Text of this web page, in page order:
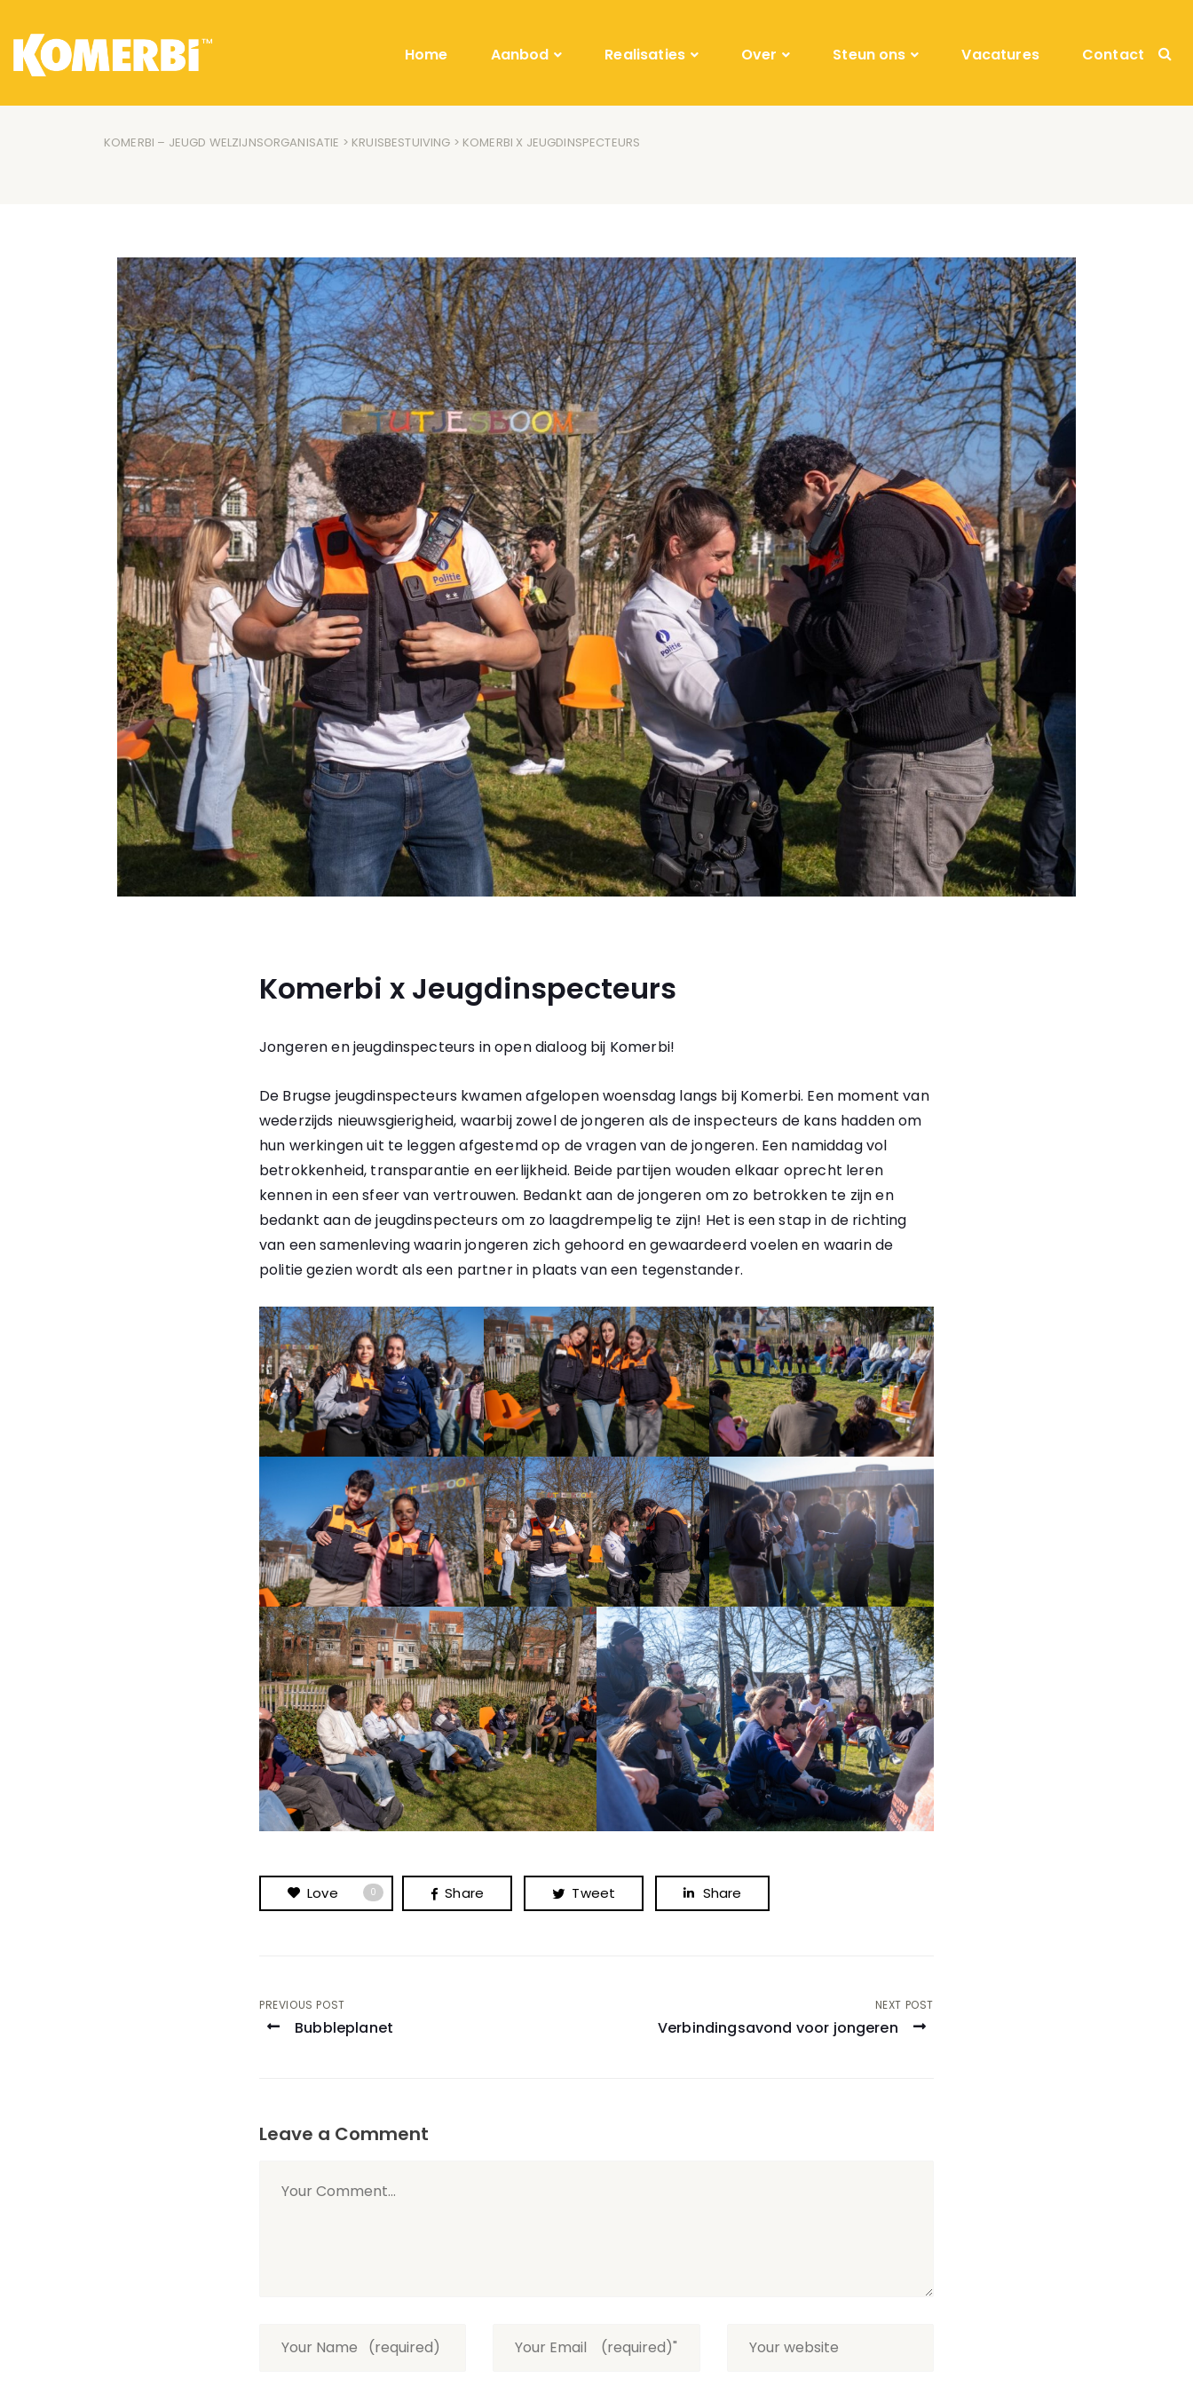
Home Aanbod Realisaties Over Steun ons Vacatures Contact
KOMERBI – JEUGD WELZIJNSORGANISATIE > KRUISBESTUIVING > KOMERBI X JEUGDINSPECTEURS
Komerbi x Jeugdinspecteurs
Jongeren en jeugdinspecteurs in open dialoog bij Komerbi!
De Brugse jeugdinspecteurs kwamen afgelopen woensdag langs bij Komerbi. Een moment van
wederzijds nieuwsgierigheid, waarbij zowel de jongeren als de inspecteurs de kans hadden om
hun werkingen uit te leggen afgestemd op de vragen van de jongeren. Een namiddag vol
betrokkenheid, transparantie en eerlijkheid. Beide partijen wouden elkaar oprecht leren
kennen in een sfeer van vertrouwen. Bedankt aan de jongeren om zo betrokken te zijn en
bedankt aan de jeugdinspecteurs om zo laagdrempelig te zijn! Het is een stap in de richting
van een samenleving waarin jongeren zich gehoord en gewaardeerd voelen en waarin de
politie gezien wordt als een partner in plaats van een tegenstander.
Love 0 Share Tweet Share
Post
PREVIOUS POST
Bubbleplanet
NEXT POST
Verbindingsavond voor jongeren
Leave a Comment